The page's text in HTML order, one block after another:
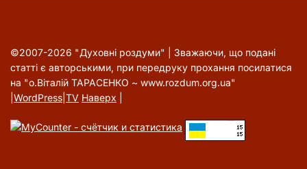
©2007-2026 "Духовні роздуми" | Зважаючи, що подані
статті є авторськими, при передруку прохання посилатися
на "о.Віталій ТАРАСЕНКО ~ www.rozdum.org.ua"
WordPress TV Наверх